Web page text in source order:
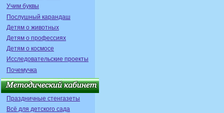
Учим буквы
Послушный карандаш
Детям о животных
Детям о профессиях
Детям о космосе
Исследовательские проекты
Почемучка
Праздничные стенгазеты
Всё для детского сада